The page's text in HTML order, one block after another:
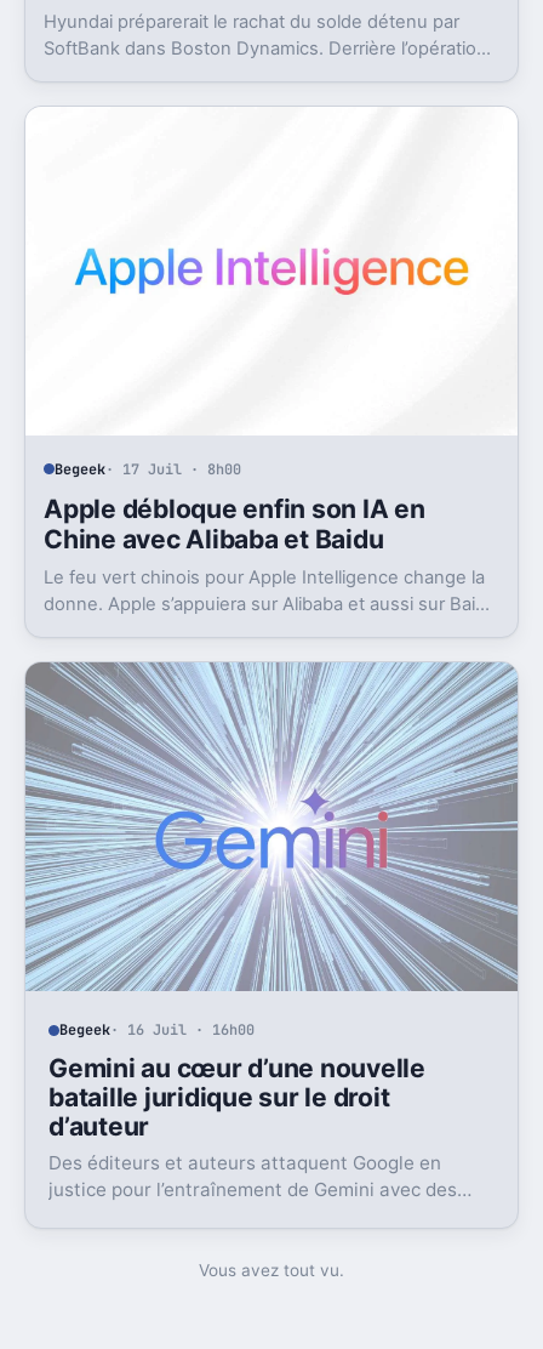
Hyundai préparerait le rachat du solde détenu par
SoftBank dans Boston Dynamics. Derrière l’opération,
Begeek· 17 Juil · 8h00
Apple débloque enfin son IA en
Chine avec Alibaba et Baidu
Le feu vert chinois pour Apple Intelligence change la
donne. Apple s’appuiera sur Alibaba et aussi sur Baidu
Begeek· 16 Juil · 16h00
Gemini au cœur d’une nouvelle
bataille juridique sur le droit
d’auteur
Des éditeurs et auteurs attaquent Google en
justice pour l’entraînement de Gemini avec des